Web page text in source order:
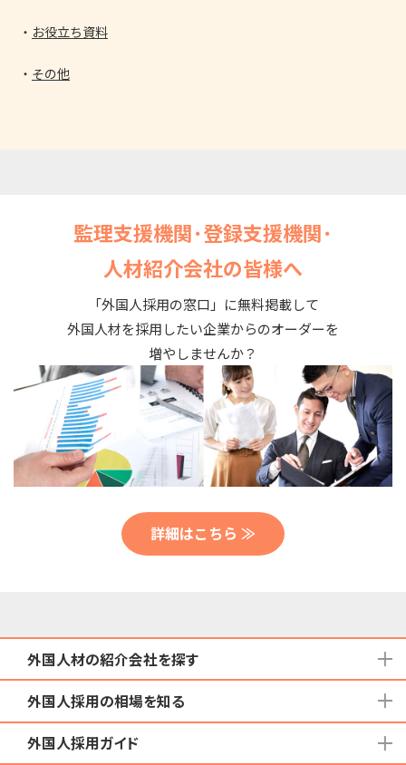
お役立ち資料
その他
監理支援機関･登録支援機関･
人材紹介会社の皆様へ
「外国人採用の窓口」に無料掲載して
外国人材を採用したい企業からのオーダーを
増やしませんか？
詳細はこちら ≫
外国人材の紹介会社を探す
地域から検索する
国籍から検索する
外国人採用の相場を知る
育成就労外国人の受け入れ相場
外国人採用ガイド